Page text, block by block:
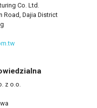
Co. Ltd.
Road, Dajia District
z o.o.